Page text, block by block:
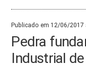
Publicado em 12/06/2017
Pedra
Industrial